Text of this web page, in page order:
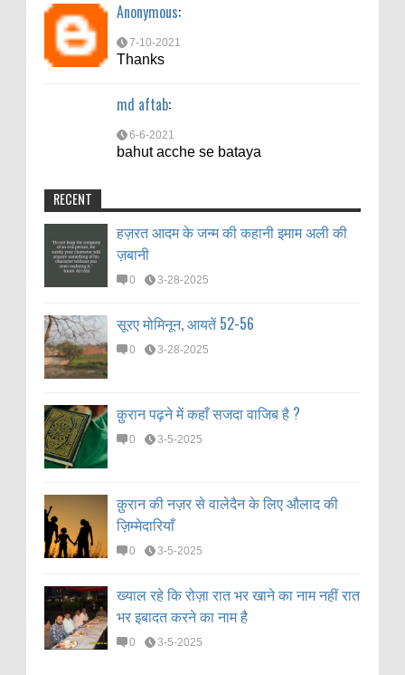
md aftab:
6-6-2021
Anonymous:
7-10-2021
Thanks
md aftab:
6-6-2021
bahut acche se bataya
RECENT
हज़रत आदम के जन्म की कहानी इमाम अली की
ज़बानी
0 3-28-2025
सूरए मोमिनून, आयतें 52-56
0 3-28-2025
क़ुरान पढ़ने में कहाँ सजदा वाजिब है ?
0 3-5-2025
क़ुरान की नज़र से वालेदैन के लिए औलाद की
ज़िम्मेदारियाँ
0 3-5-2025
ख्याल रहे कि रोज़ा रात भर खाने का नाम नहीं रात
भर इबादत करने का नाम है
0 3-5-2025